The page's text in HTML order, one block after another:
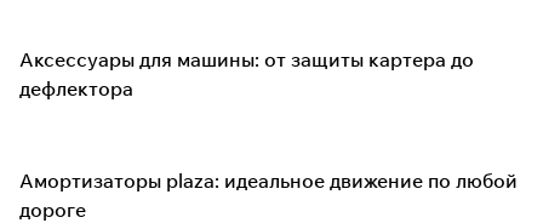
Аксессуары для машины: от защиты картера до
дефлектора
Амортизаторы plaza: идеальное движение по любой
дороге